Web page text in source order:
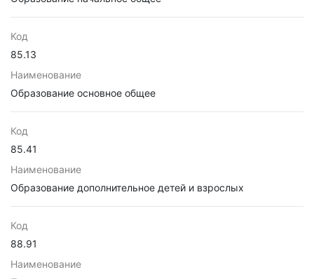
Код
85.13
Наименование
Образование основное общее
Код
85.41
Наименование
Образование дополнительное детей и взрослых
Код
88.91
Наименование